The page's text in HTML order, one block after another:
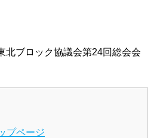
北ブロック協議会第24回総会会
プページ